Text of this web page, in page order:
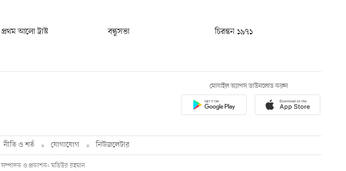
প্রথম আলো ট্রাস্ট বন্ধুসভা
চিরন্তন ১৯৭১
মোবাইল অ্যাপস ডাউনলোড করুন
নীতি ও শর্ত যোগাযোগ নিউজলেটার
সম্পাদক ও প্রকাশক: মতিউর রহমান